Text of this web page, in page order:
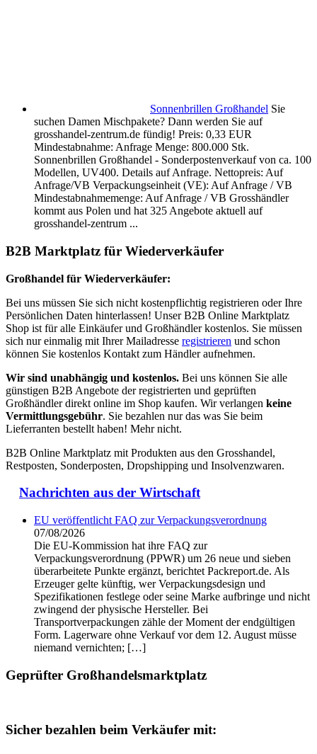
Sonnenbrillen Großhandel Sie
suchen Damen Mischpakete? Dann werden Sie auf
grosshandel-zentrum.de fündig! Preis: 0,33 EUR
Mindestabnahme: Anfrage Menge: 800.000 Stk.
Sonnenbrillen Großhandel - Sonderpostenverkauf von ca. 100
Modellen, UV400. Details auf Anfrage. Nettopreis: Auf
Anfrage/VB Verpackungseinheit (VE): Auf Anfrage / VB
Mindestabnahmemenge: Auf Anfrage / VB Grosshändler
kommt aus Polen und hat 325 Angebote aktuell auf
grosshandel-zentrum ...
B2B Marktplatz für Wiederverkäufer
Großhandel für Wiederverkäufer:
Bei uns müssen Sie sich nicht kostenpflichtig registrieren oder Ihre
Persönlichen Daten hinterlassen! Unser B2B Online Marktplatz
Shop ist für alle Einkäufer und Großhändler kostenlos. Sie müssen
sich nur einmalig mit Ihrer Mailadresse registrieren und schon
können Sie kostenlos Kontakt zum Händler aufnehmen.
Wir sind unabhängig und kostenlos. Bei uns können Sie alle
günstigen B2B Angebote der registrierten und geprüften
Großhändler direkt online im Shop kaufen. Wir verlangen keine
Vermittlungsgebühr. Sie bezahlen nur das was Sie beim
Lieferranten bestellt haben! Mehr nicht.
B2B Online Marktplatz mit Produkten aus den Grosshandel,
Restposten, Sonderposten, Dropshipping und Insolvenzwaren.
Nachrichten aus der Wirtschaft
EU veröffentlicht FAQ zur Verpackungsverordnung
07/08/2026
Die EU-Kommission hat ihre FAQ zur
Verpackungsverordnung (PPWR) um 26 neue und sieben
überarbeitete Punkte ergänzt, berichtet Packreport.de. Als
Erzeuger gelte künftig, wer Verpackungsdesign und
Spezifikationen festlege oder seine Marke aufbringe und nicht
zwingend der physische Hersteller. Bei
Transportverpackungen zähle der Moment der endgültigen
Form. Lagerware ohne Verkauf vor dem 12. August müsse
niemand vernichten; […]
Geprüfter Großhandelsmarktplatz
Sicher bezahlen beim Verkäufer mit: